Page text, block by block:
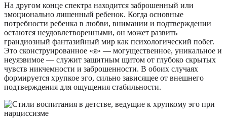
На другом конце спектра находится заброшенный или
эмоционально лишенный ребенок. Когда основные
потребности ребенка в любви, внимании и подтверждении
остаются неудовлетворенными, он может развить
грандиозный фантазийный мир как психологический побег.
Это сконструированное «я» — могущественное, уникальное и
неуязвимое — служит защитным щитом от глубоко скрытых
чувств никчемности и заброшенности. В обоих случаях
формируется хрупкое эго, сильно зависящее от внешнего
подтверждения для ощущения стабильности.